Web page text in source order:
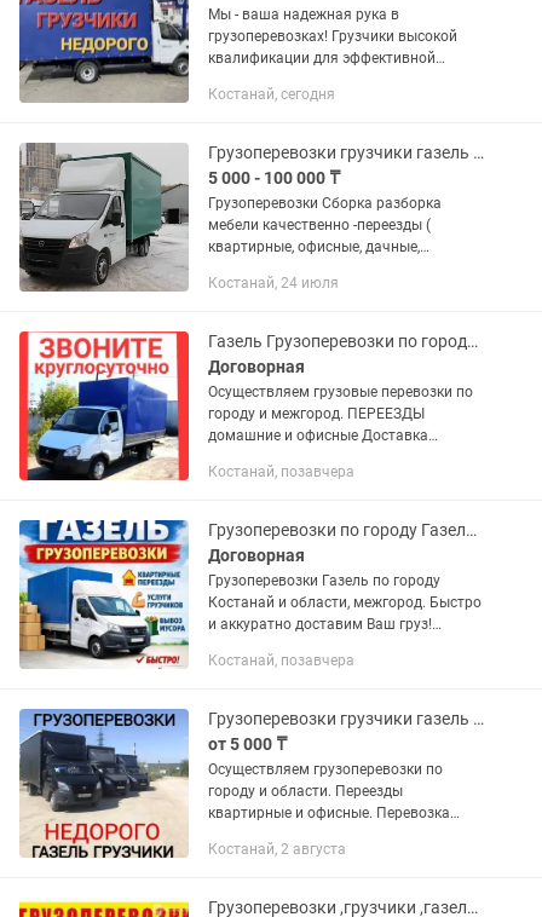
Мы - ваша надежная рука в
грузоперевозках! Грузчики высокой
квалификации для эффективной
каждом вашем предмете, как о
-Вывоз...
Костанай, сегодня
Грузоперевозки грузчики газель доставка грузотакси
5 000 - 100 000 ₸
Грузоперевозки Сборка разборка
мебели качественно -переезды (
квартирные, офисные, дачные,
материалов до квартиры Работаем
Костанай, 24 июля
Газель Грузоперевозки по городу Грузчики
Договорная
Осуществляем грузовые перевозки по
городу и межгород. ПЕРЕЕЗДЫ
домашние и офисные Доставка
техники,пианино, вещей УПАКОВКА
оборудования,...
Костанай, позавчера
Грузоперевозки по городу Газель Грузчики
Договорная
Грузоперевозки Газель по городу
Костанай и области, межгород. Быстро
и аккуратно доставим Ваш груз!
Доставка мебели. Доставка
услуги...
Костанай, позавчера
Грузоперевозки грузчики газель Недорого
от 5 000 ₸
Осуществляем грузоперевозки по
городу и области. Переезды
квартирные и офисные. Перевозка
стройматериалов. Есть грузчики.
Костанай, 2 августа
Грузоперевозки ,грузчики ,газель,офисные и квартирные переезды.